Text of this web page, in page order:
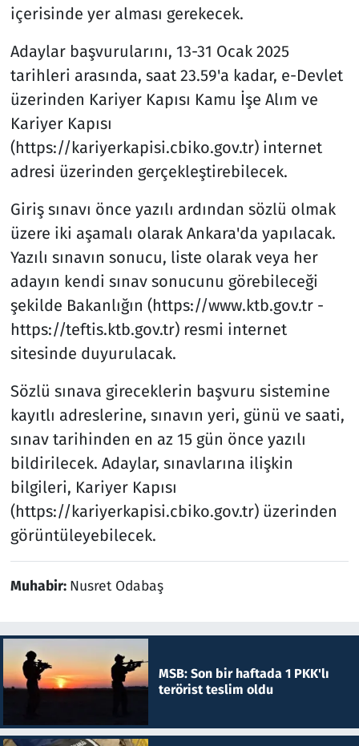
içerisinde yer alması gerekecek.
Adaylar başvurularını, 13-31 Ocak 2025
tarihleri arasında, saat 23.59'a kadar, e-Devlet
üzerinden Kariyer Kapısı Kamu İşe Alım ve
Kariyer Kapısı
(https://kariyerkapisi.cbiko.gov.tr) internet
adresi üzerinden gerçekleştirebilecek.
Giriş sınavı önce yazılı ardından sözlü olmak
üzere iki aşamalı olarak Ankara'da yapılacak.
Yazılı sınavın sonucu, liste olarak veya her
adayın kendi sınav sonucunu görebileceği
şekilde Bakanlığın (https://www.ktb.gov.tr -
https://teftis.ktb.gov.tr) resmi internet
sitesinde duyurulacak.
Sözlü sınava gireceklerin başvuru sistemine
kayıtlı adreslerine, sınavın yeri, günü ve saati,
sınav tarihinden en az 15 gün önce yazılı
bildirilecek. Adaylar, sınavlarına ilişkin
bilgileri, Kariyer Kapısı
(https://kariyerkapisi.cbiko.gov.tr) üzerinden
görüntüleyebilecek.
Muhabir: Nusret Odabaş
MSB: Son bir haftada 1 PKK'lı
terörist teslim oldu